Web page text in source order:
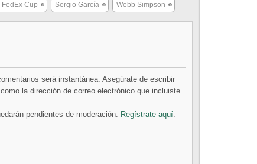
FedEx Cup Sergio García Webb Simpson
será instantánea. Asegúrate de escribir
la dirección de correo electrónico que incluiste
pendientes de moderación. Regístrate aquí.